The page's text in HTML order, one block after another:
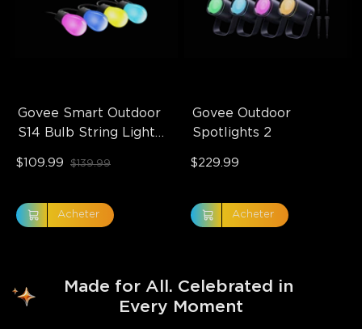
Govee Smart Outdoor
S14 Bulb String Lights
$109.99 $139.99
Acheter
Govee Outdoor
Spotlights 2
$229.99
Acheter
Made for All. Celebrated in
Every Moment